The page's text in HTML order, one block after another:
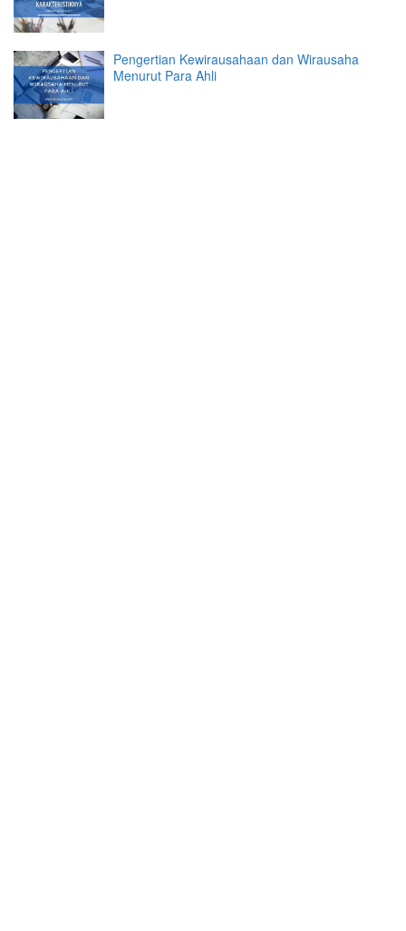
Pengertian Kewirausahaan dan Wirausaha
Menurut Para Ahli